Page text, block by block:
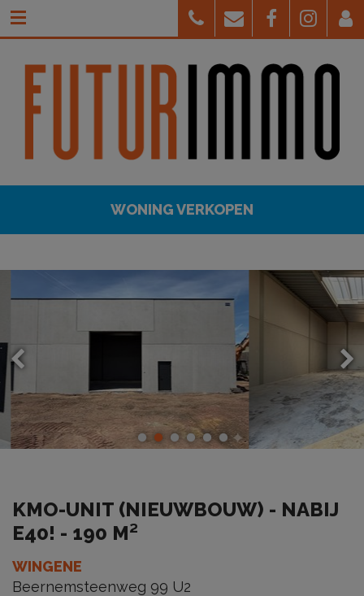
WONING VERKOPEN
KMO-UNIT (NIEUWBOUW) - NABIJ
E40! - 190 M²
WINGENE
Beernemsteenweg 99 U2